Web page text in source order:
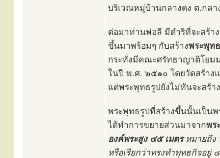
บริเวณหมู่บ้านกลางดง ต.กล
ต่อมาท่านพ่อลี มีดำริที่จะสร้าง
ขึ้นมาพร้อมๆ กับสร้างพระพุท
กระทั่งมีคณะศรัทธาญาติโยม
ในปี พ.ศ. ๒๕๑๐ โดยวัดสร้าง
แต่พระพุทธรูปยังไม่ทันจะสร้
พระพุทธรูปที่สร้างขึ้นนั้นเป็น
ได้ทำการขยายส่วนมาจากพร
องค์พระสูง ๔๕ เมตรหมายถึง
หรือเรียกว่าทรงทำพุทธกิจอยู่